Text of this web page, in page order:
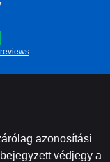
azonosítási
védjegy a